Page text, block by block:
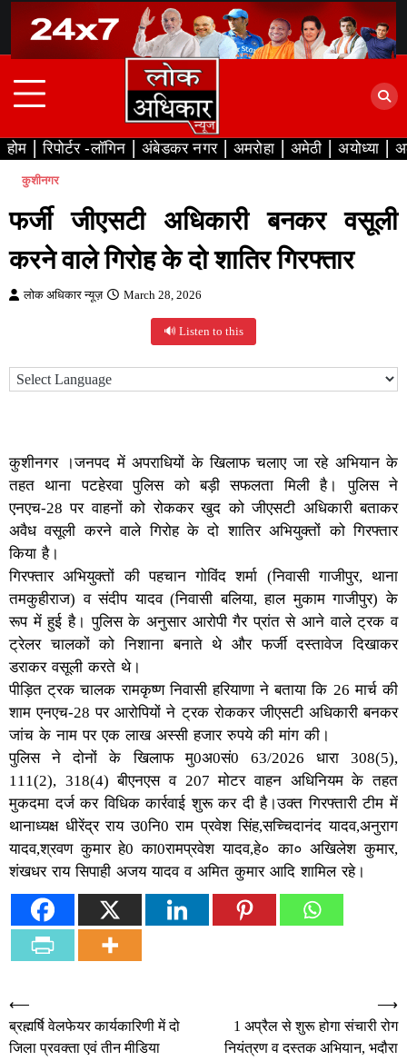
content
होम रिपोर्टर -लॉगिन अंबेडकर नगर अमरोहा अमेठी अयोध्या
कुशीनगर
फर्जी जीएसटी अधिकारी बनकर वसूली
करने वाले गिरोह के दो शातिर गिरफ्तार
लोक अधिकार न्यूज़ March 28, 2026
🔊 Listen to this
कुशीनगर ।जनपद में अपराधियों के खिलाफ चलाए जा रहे अभियान के
तहत थाना पटहेरवा पुलिस को बड़ी सफलता मिली है। पुलिस ने
एनएच-28 पर वाहनों को रोककर खुद को जीएसटी अधिकारी बताकर
अवैध वसूली करने वाले गिरोह के दो शातिर अभियुक्तों को गिरफ्तार
किया है।
गिरफ्तार अभियुक्तों की पहचान गोविंद शर्मा (निवासी गाजीपुर, थाना
तमकुहीराज) व संदीप यादव (निवासी बलिया, हाल मुकाम गाजीपुर) के
रूप में हुई है। पुलिस के अनुसार आरोपी गैर प्रांत से आने वाले ट्रक व
ट्रेलर चालकों को निशाना बनाते थे और फर्जी दस्तावेज दिखाकर
डराकर वसूली करते थे।
पीड़ित ट्रक चालक रामकृष्ण निवासी हरियाणा ने बताया कि 26 मार्च की
शाम एनएच-28 पर आरोपियों ने ट्रक रोककर जीएसटी अधिकारी बनकर
जांच के नाम पर एक लाख अस्सी हजार रुपये की मांग की।
पुलिस ने दोनों के खिलाफ मु0अ0सं0 63/2026 धारा 308(5),
111(2), 318(4) बीएनएस व 207 मोटर वाहन अधिनियम के तहत
मुकदमा दर्ज कर विधिक कार्रवाई शुरू कर दी है।उक्त गिरफ्तारी टीम में
थानाध्यक्ष धीरेंद्र राय उ0नि0 राम प्रवेश सिंह,सच्चिदानंद यादव,अनुराग
यादव,श्रवण कुमार हे0 का0रामप्रवेश यादव,हे० का० अखिलेश कुमार,
शंखधर राय सिपाही अजय यादव व अमित कुमार आदि शामिल रहे।
Post
navigation
⟵
ब्रह्मर्षि वेलफेयर कार्यकारिणी में दो
जिला प्रवक्ता एवं तीन मीडिया
1 अप्रैल से शुरू होगा संचारी रोग
नियंत्रण व दस्तक अभियान, भदौरा
⟶